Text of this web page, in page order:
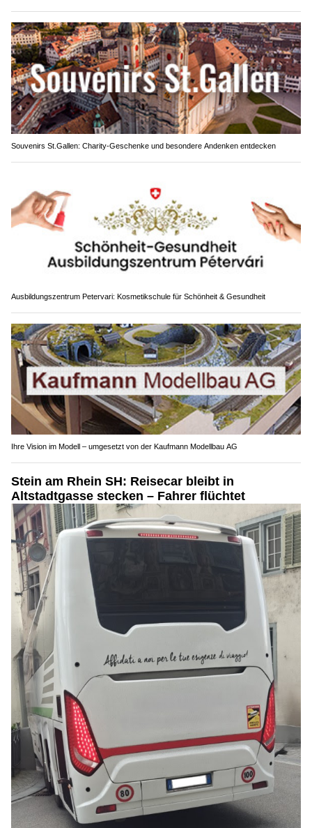
Souvenirs St.Gallen: Charity-Geschenke und besondere Andenken entdecken
Ausbildungszentrum Petervari: Kosmetikschule für Schönheit & Gesundheit
Ihre Vision im Modell – umgesetzt von der Kaufmann Modellbau AG
Stein am Rhein SH: Reisecar bleibt in
Altstadtgasse stecken – Fahrer flüchtet